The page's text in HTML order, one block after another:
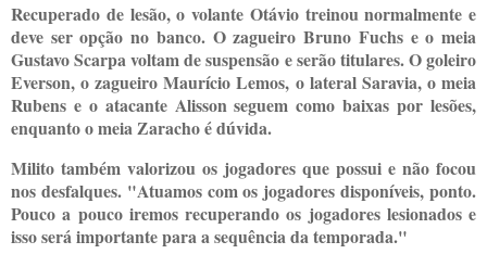
Recuperado de lesão, o volante Otávio treinou normalmente e
deve ser opção no banco. O zagueiro Bruno Fuchs e o meia
Gustavo Scarpa voltam de suspensão e serão titulares. O goleiro
Everson, o zagueiro Maurício Lemos, o lateral Saravia, o meia
Rubens e o atacante Alisson seguem como baixas por lesões,
enquanto o meia Zaracho é dúvida.
Milito também valorizou os jogadores que possui e não focou
nos desfalques. "Atuamos com os jogadores disponíveis, ponto.
Pouco a pouco iremos recuperando os jogadores lesionados e
isso será importante para a sequência da temporada."